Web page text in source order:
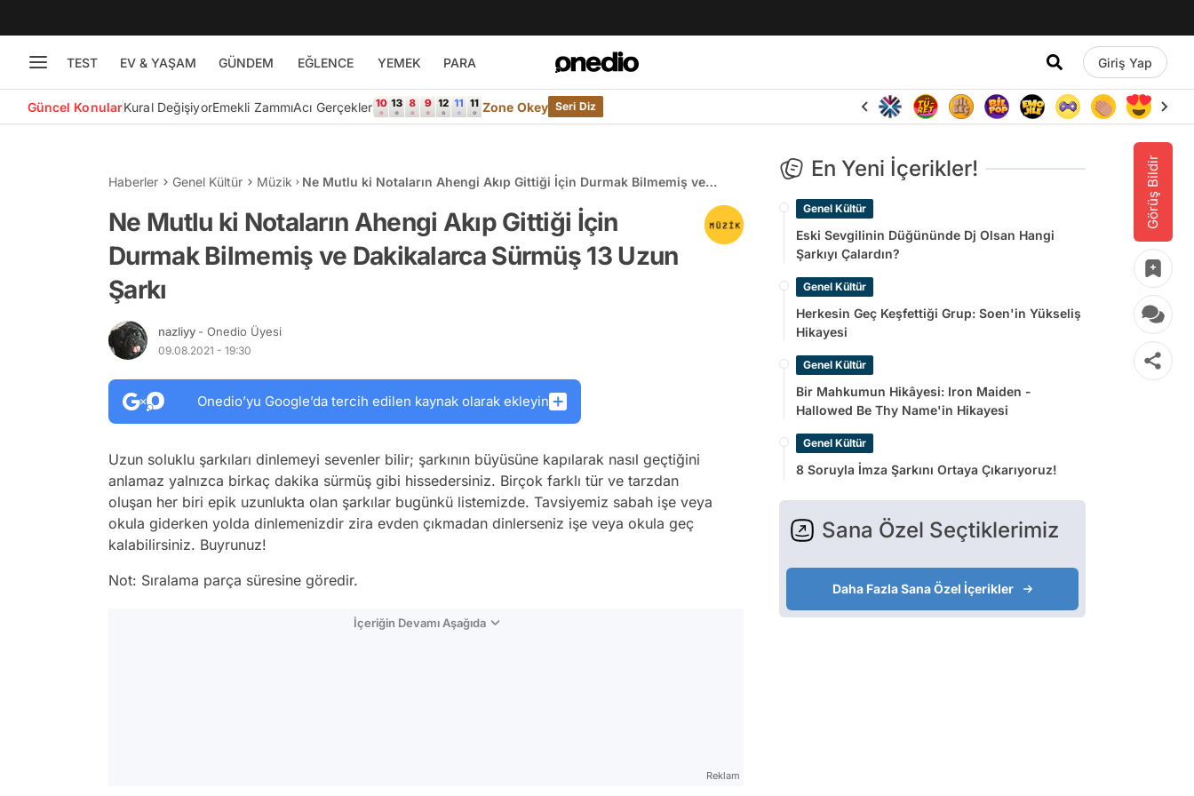
TEST EV & YAŞAM GÜNDEM EĞLENCE YEMEK PARA Giriş Yap
Güncel KonularKural DeğişiyorEmekli ZammıAcı Gerçekler Zone Okey Seri Diz
Görüş Bildir
Haberler Genel Kültür Müzik
Ne Mutlu ki Notaların Ahengi Akıp Gittiği İçin Durmak Bilmemiş ve
Ne Mutlu ki Notaların Ahengi Akıp Gittiği İçin
Durmak Bilmemiş ve Dakikalarca Sürmüş 13 Uzun
Şarkı
nazliyy - Onedio Üyesi
09.08.2021 - 19:30
Onedio’yu Google’da tercih edilen kaynak olarak ekleyin
Uzun soluklu şarkıları dinlemeyi sevenler bilir; şarkının büyüsüne kapılarak nasıl geçtiğini
anlamaz yalnızca birkaç dakika sürmüş gibi hissedersiniz. Birçok farklı tür ve tarzdan
oluşan her biri epik uzunlukta olan şarkılar bugünkü listemizde. Tavsiyemiz sabah işe veya
okula giderken yolda dinlemenizdir zira evden çıkmadan dinlerseniz işe veya okula geç
kalabilirsiniz. Buyrunuz!
Not: Sıralama parça süresine göredir.
İçeriğin Devamı Aşağıda
Reklam
En Yeni İçerikler!
Genel Kültür
Eski Sevgilinin Düğününde Dj Olsan Hangi
Şarkıyı Çalardın?
Genel Kültür
Herkesin Geç Keşfettiği Grup: Soen'in Yükseliş
Hikayesi
Genel Kültür
Bir Mahkumun Hikâyesi: Iron Maiden -
Hallowed Be Thy Name'in Hikayesi
Genel Kültür
8 Soruyla İmza Şarkını Ortaya Çıkarıyoruz!
Sana Özel Seçtiklerimiz
Daha Fazla Sana Özel İçerikler